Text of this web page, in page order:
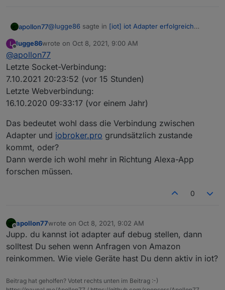
apollon77@lugge86 sagte in [iot] iot Adapter erfolgreich
testen, ob
erreichen kann? Der Adapter selber steht bei
mir auf grün.
Wenn Du dich bei
"Diagnose" im Menü links. Was steht dort bei
"WEbsocket verbindung"?
L
Offline
lugge86wrote on Oct 8, 2021, 9:00 AM
last edited by
@apollon77
Letzte Socket-Verbindung:
7.10.2021 20:23:52 (vor 15 Stunden)
Letzte Webverbindung:
16.10.2020 09:33:17 (vor einem Jahr)
Das bedeutet wohl dass die Verbindung zwischen
Adapter und iobroker.pro grundsätzlich zustande
kommt, oder?
Dann werde ich wohl mehr in Richtung Alexa-App
forschen müssen.
0
Offline
apollon77wrote on Oct 8, 2021, 9:02 AM
last edited by
Jupp. du kannst iot adapter auf debug stellen, dann
solltest Du sehen wenn Anfragen von Amazon
reinkommen. Wie viele Geräte hast Du denn aktiv in iot?
Beitrag hat geholfen? Votet rechts unten im Beitrag :-)